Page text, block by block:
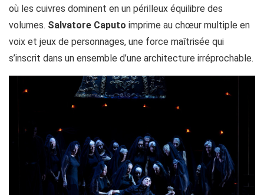
où les cuivres dominent en un périlleux équilibre des
volumes. Salvatore Caputo imprime au chœur multiple en
voix et jeux de personnages, une force maîtrisée qui
s’inscrit dans un ensemble d’une architecture irréprochable.